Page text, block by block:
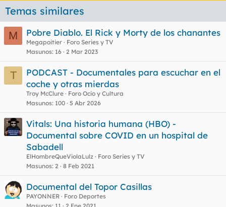
Temas similares
M
Pobre Diablo. El Rick y Morty de los chanantes
Megapoitier
Foro Series y TV
Masunos 16 2 Mar 2023
T
PODCAST - Documentales para escuchar en el
coche y otras mierdas
Troy McClure
Foro Ocio y Cultura
Masunos 100 5 Abr 2026
Vitals: Una historia humana (HBO) -
Documental sobre COVID en un hospital de
Sabadell
ElHombreQueViolaLulz
Foro Series y TV
Masunos 2 8 Feb 2021
Documental del Topor Casillas
PAYONNER
Foro Deportes